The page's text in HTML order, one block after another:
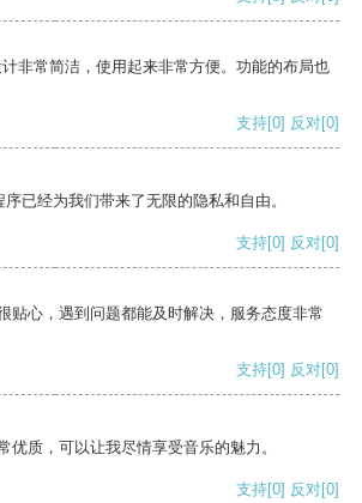
非常简洁，使用起来非常方便。功能的布局也
支持[0] 反对[0]
已经为我们带来了无限的隐私和自由。
支持[0] 反对[0]
贴心，遇到问题都能及时解决，服务态度非常
支持[0] 反对[0]
优质，可以让我尽情享受音乐的魅力。
支持[0] 反对[0]